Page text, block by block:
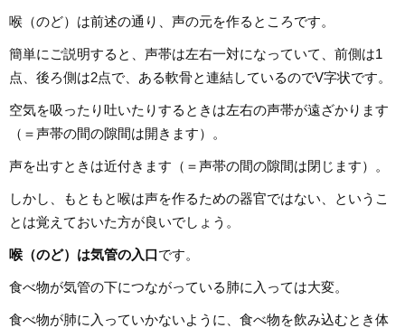
喉（のど）は前述の通り、声の元を作るところです。
簡単にご説明すると、声帯は左右一対になっていて、前側は1
点、後ろ側は2点で、ある軟骨と連結しているのでV字状です。
空気を吸ったり吐いたりするときは左右の声帯が遠ざかります
（＝声帯の間の隙間は開きます）。
声を出すときは近付きます（＝声帯の間の隙間は閉じます）。
しかし、もともと喉は声を作るための器官ではない、というこ
とは覚えておいた方が良いでしょう。
喉（のど）は気管の入口です。
食べ物が気管の下につながっている肺に入っては大変。
食べ物が肺に入っていかないように、食べ物を飲み込むとき体